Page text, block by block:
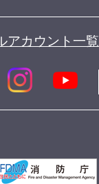
アカウント一覧